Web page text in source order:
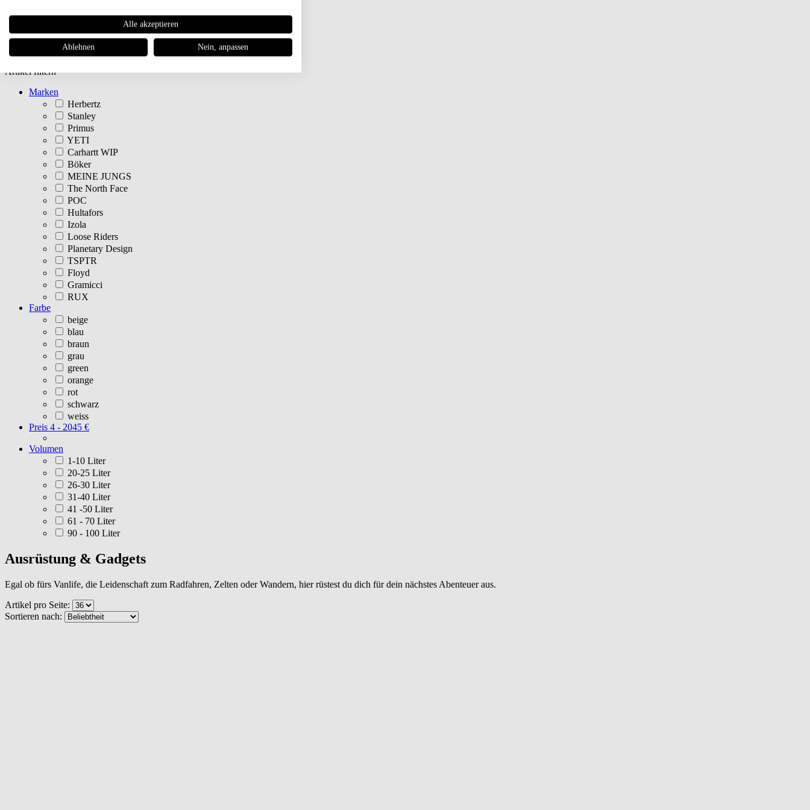
Newsletter
Artikel filtern
Marken
Herbertz
Stanley
Primus
YETI
Carhartt WIP
Böker
MEINE JUNGS
The North Face
POC
Hultafors
Izola
Loose Riders
Planetary Design
TSPTR
Floyd
Gramicci
RUX
Farbe
beige
blau
braun
grau
green
orange
rot
schwarz
weiss
Preis 4 - 2045 €
Volumen
1-10 Liter
20-25 Liter
26-30 Liter
31-40 Liter
41 -50 Liter
61 - 70 Liter
90 - 100 Liter
Ausrüstung & Gadgets
Egal ob fürs Vanlife, die Leidenschaft zum Radfahren, Zelten oder Wandern, hier rüstest du dich für dein nächstes Abenteuer aus.
Artikel pro Seite:
Sortieren nach:
Alle akzeptieren
Ablehnen Nein, anpassen